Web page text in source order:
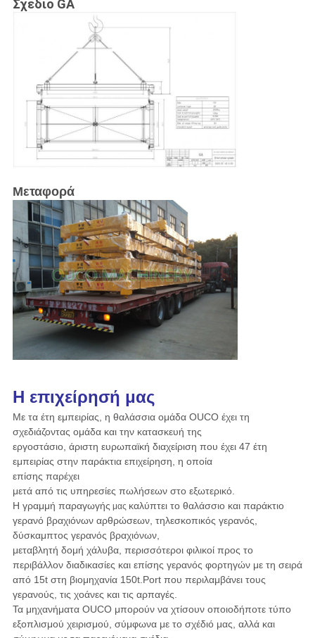
Σχέδιο GA
Μεταφορά
Η επιχείρησή μας
Με τα έτη εμπειρίας, η θαλάσσια ομάδα OUCO έχει τη
σχεδιάζοντας ομάδα και την κατασκευή της
εργοστάσιο, άριστη ευρωπαϊκή διαχείριση που έχει 47 έτη
εμπειρίας στην παράκτια επιχείρηση, η οποία
επίσης παρέχει
μετά από τις υπηρεσίες πωλήσεων στο εξωτερικό.
Η γραμμή παραγωγής μας καλύπτει το θαλάσσιο και παράκτιο
γερανό βραχιόνων αρθρώσεων, τηλεσκοπικός γερανός,
δύσκαμπτος γερανός βραχιόνων,
μεταβλητή δομή χάλυβα, περισσότεροι φιλικοί προς το
περιβάλλον διαδικασίες και επίσης γερανός φορτηγών με τη σειρά
από 15t στη βιομηχανία 150t.Port που περιλαμβάνει τους
γερανούς, τις χοάνες και τις αρπαγές.
Τα μηχανήματα OUCO μπορούν να χτίσουν οποιοδήποτε τύπο
εξοπλισμού χειρισμού, σύμφωνα με το σχέδιό μας, αλλά και